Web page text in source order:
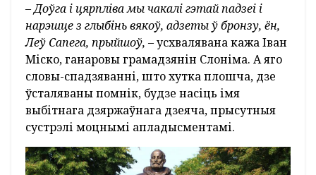
– Доўга і цярпліва мы чакалі гэтай падзеі і
нарэшце з глыбінь вякоў, адзеты ў бронзу, ён,
Леў Сапега, прыйшоў, – усхвалявана кажа Іван
Міско, ганаровы грамадзянін Слоніма. А яго
словы-спадзяванні, што хутка плошча, дзе
ўсталяваны помнік, будзе насіць імя
выбітнага дзяржаўнага дзеяча, прысутныя
сустрэлі моцнымі апладысментамі.